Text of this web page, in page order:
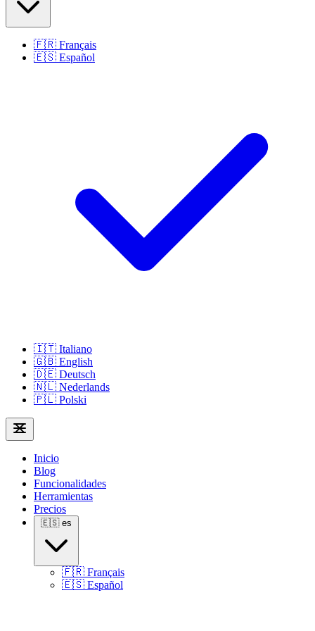
🇫🇷 Français
🇪🇸 Español
🇮🇹 Italiano
🇬🇧 English
🇩🇪 Deutsch
🇳🇱 Nederlands
🇵🇱 Polski
Inicio
Blog
Funcionalidades
Herramientas
Precios
🇪🇸 es
🇫🇷 Français
🇪🇸 Español